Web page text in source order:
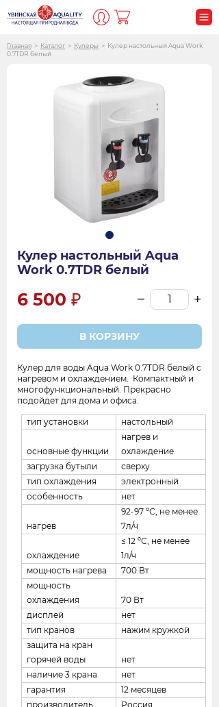
Главная > Каталог > Кулеры > Кулер настольный Aqua Work
0.7TDR белый
Кулер настольный Aqua
Work 0.7TDR белый
6 500 – +
В КОРЗИНУ
Кулер для воды Aqua Work 0.7ТDR белый с
нагревом и охлаждением. Компактный и
многофункциональный. Прекрасно
подойдет для дома и офиса.
тип установки настольный
основные функции
нагрев и
охлаждение
загрузка бутыли
сверху
тип охлаждения
электронный
особенность
нет
нагрев
92-97 ºС, не менее
7л/ч
охлаждение
≤ 12 ºС, не менее
1л/ч
мощность нагрева
700 Вт
мощность
охлаждения
70 Вт
дисплей
нет
тип кранов
нажим кружкой
защита на кран
горячей воды
нет
наличие 3 крана
нет
гарантия
12 месяцев
производитель
Россия